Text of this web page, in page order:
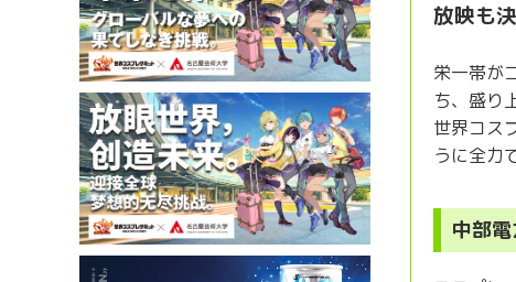
放映も
栄一帯が
ち、盛り
世界コス
うに全力
中部